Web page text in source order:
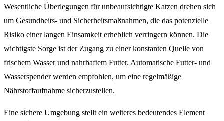
Wesentliche Überlegungen für unbeaufsichtigte Katzen drehen sich
um Gesundheits- und Sicherheitsmaßnahmen, die das potenzielle
Risiko einer langen Einsamkeit erheblich verringern können. Die
wichtigste Sorge ist der Zugang zu einer konstanten Quelle von
frischem Wasser und nahrhaftem Futter. Automatische Futter- und
Wasserspender werden empfohlen, um eine regelmäßige
Nährstoffaufnahme sicherzustellen.
Eine sichere Umgebung stellt ein weiteres bedeutendes Element